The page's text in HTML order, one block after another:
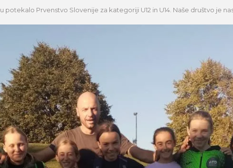
potekalo Prvenstvo Slovenije za kategoriji U12 in U14. Naše društvo je